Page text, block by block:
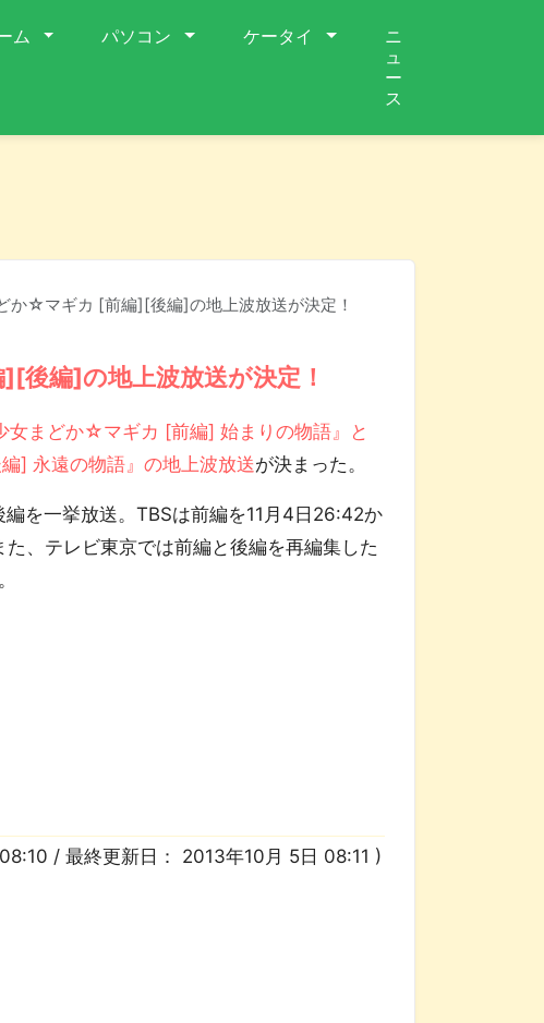
ム パソコン ケータイ
ニ
ュ
ー
ス
か☆マギカ [前編][後編]の地上波放送が決定！
編]の地上波放送が決定！
女まどか☆マギカ [前編] 始まりの物語』と
] 永遠の物語』の地上波放送が決まった。
を一挙放送。TBSは前編を11月4日26:42か
、テレビ東京では前編と後編を再編集した
/ 最終更新日： 2013年10月 5日 08:11 )